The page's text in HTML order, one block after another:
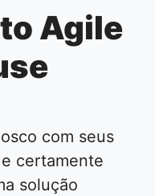
Agile
com seus
certamente
solução